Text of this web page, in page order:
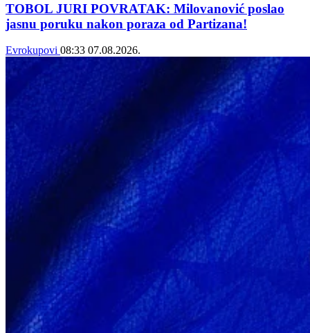
TOBOL JURI POVRATAK: Milovanović poslao
jasnu poruku nakon poraza od Partizana!
Evrokupovi 08:33 07.08.2026.